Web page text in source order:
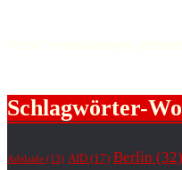
Keine Veranstaltungen
Schlagwörter-
Adelaide (13) AfD (17) Berlin (32)